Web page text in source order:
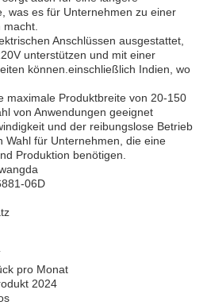
was es für Unternehmen zu einer
Anschlüssen ausgestattet,
unterstützen und mit einer
können.einschließlich Indien, wo
maximale Produktbreite von 20-150
von Anwendungen geeignet
und der reibungslose Betrieb
Wahl für Unternehmen, die eine
Produktion benötigen.
06D
pro Monat
2024